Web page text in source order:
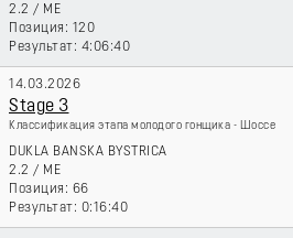
2.2 / ME
120
4:06:40
14.03.2026
Stage 3
Классификация этапа молодого гонщика - Шоссе
DUKLA BANSKA BYSTRICA
2.2 / ME
66
0:16:40